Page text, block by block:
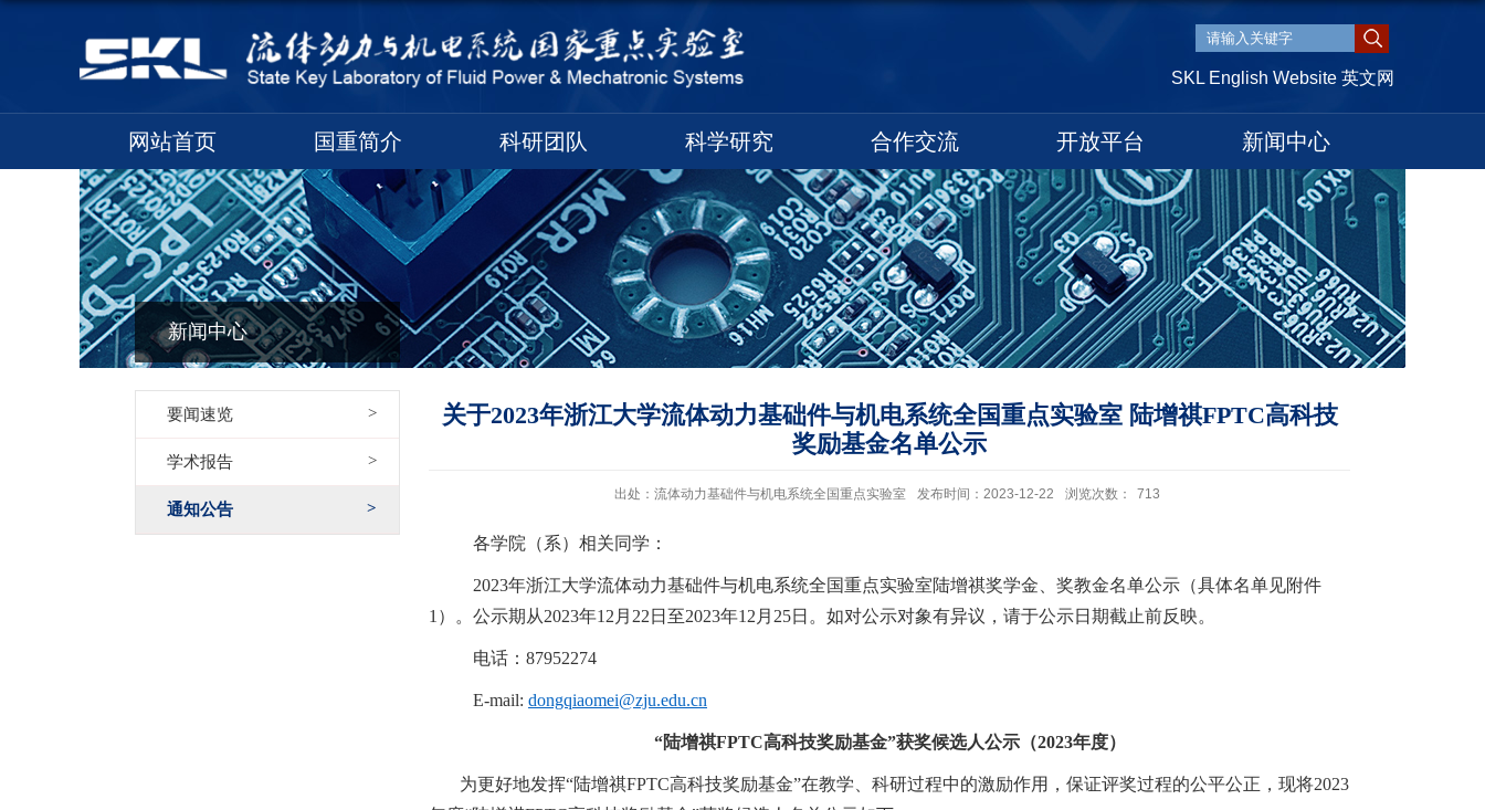
SKL English Website 英文网
网站首页 国重简介 科研团队 科学研究 合作交流 开放平台 新闻中心
新闻中心
要闻速览
学术报告
通知公告
关于2023年浙江大学流体动力基础件与机电系统全国重点实验室 陆增祺FPTC高科技
奖励基金名单公示
出处：流体动力基础件与机电系统全国重点实验室 发布时间：2023-12-22 浏览次数： 713
各学院（系）相关同学：
2023年浙江大学流体动力基础件与机电系统全国重点实验室陆增祺奖学金、奖教金名单公示（具体名单见附件
1）。 公示期从2023年12 月 22 日至2023年12 月 25日。如对公示对象有异议，请于公示日期截止前反映。
电话：87952274
E-mail: dongqiaomei@zju.edu.cn
“陆增祺FPTC高科技奖励基金”获奖候选人公示（2023年度）
为更好地发挥“陆增祺FPTC高科技奖励基金”在教学、科研过程中的激励作用，保证评奖过程的公平公正，现将2023